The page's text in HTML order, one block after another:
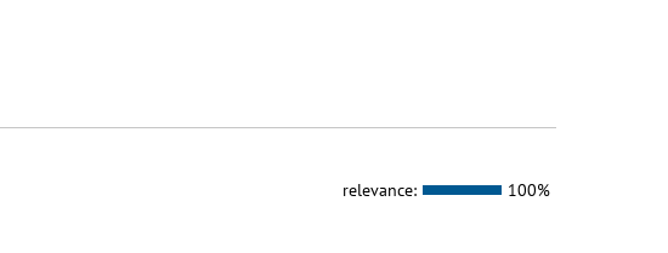
relevance: 100%